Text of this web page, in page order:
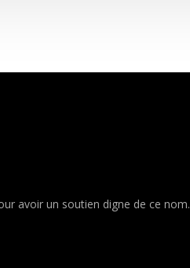
avoir un soutien digne de ce nom.